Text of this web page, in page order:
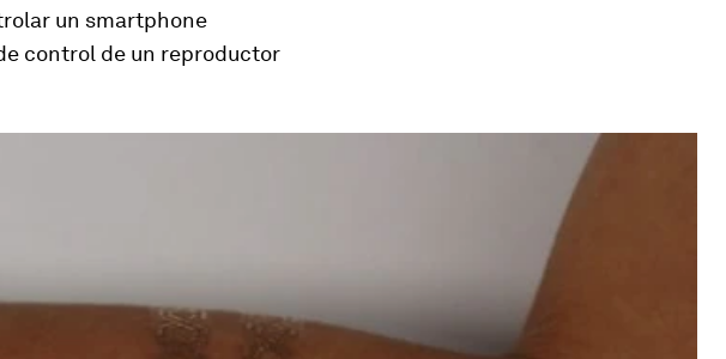
un smartphone
control de un reproductor